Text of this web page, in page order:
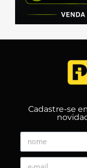
Cadastre-se